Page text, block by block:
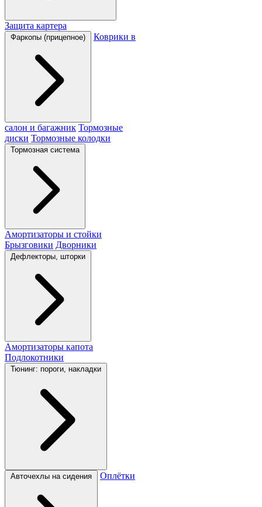
Защита картера
Фаркопы (прицепное) Коврики в
салон и багажник Тормозные
диски Тормозные колодки
Тормозная система
Амортизаторы и стойки
Брызговики Дворники
Дефлекторы, шторки
Амортизаторы капота
Подлокотники
Тюнинг: пороги, накладки
Авточехлы на сидения Оплётки